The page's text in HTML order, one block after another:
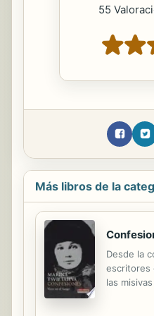
55
Más libros de la
Desde la
escritores
las
los